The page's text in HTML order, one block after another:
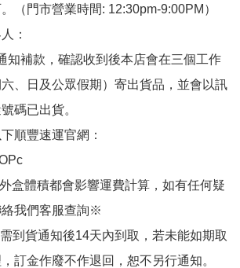
（門市營業時間: 12:30pm-9:00PM）
：
知補款，確認收到後本店會在三個工作
、日及公眾假期）寄出貨品，並會以訊
碼已出貨。
順豐速運官網：
盒體積都會影響運費計算，如有任何疑
絡我們客服查詢※
到貨通知後14天內到取，若未能如期取
訂金作廢不作退回，恕不另行通知。